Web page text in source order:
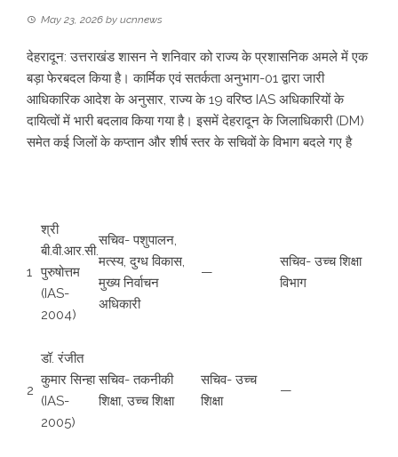
May 23, 2026 by ucnnews
देहरादून: उत्तराखंड शासन ने शनिवार को राज्य के प्रशासनिक अमले में एक
बड़ा फेरबदल किया है। कार्मिक एवं सतर्कता अनुभाग-01 द्वारा जारी
आधिकारिक आदेश के अनुसार, राज्य के 19 वरिष्ठ IAS अधिकारियों के
दायित्वों में भारी बदलाव किया गया है। इसमें देहरादून के जिलाधिकारी (DM)
समेत कई जिलों के कप्तान और शीर्ष स्तर के सचिवों के विभाग बदले गए है
1
श्री
बी.वी.आर.सी.
पुरुषोत्तम
(IAS-
2004)
सचिव- पशुपालन,
मत्स्य, दुग्ध विकास,
मुख्य निर्वाचन
अधिकारी
—
सचिव- उच्च शिक्षा
विभाग
2
डॉ. रंजीत
कुमार सिन्हा
(IAS-
2005)
सचिव- तकनीकी
शिक्षा, उच्च शिक्षा
सचिव- उच्च
शिक्षा
—